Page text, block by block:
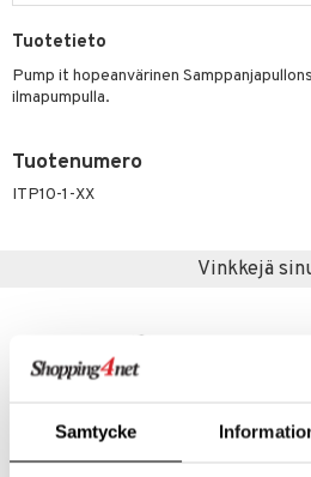
Samtycke
Tuotetieto
Pump it hopeanvärinen
ilmapumpulla.
Tuotenumero
ITP10-1-XX
Vinkkejä
& Korit
tekstiilit
& Peitot